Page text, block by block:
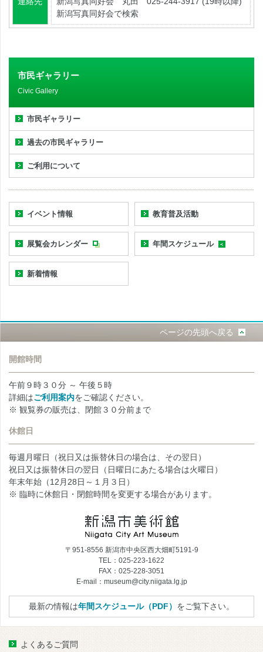
新潟写真同好会で検索
市民ギャラリー
Civic Gallery
市民ギャラリー
過去の市民ギャラリー
ご利用について
イベント情報 教育普及活動
展覧会カレンダー 年間スケジュール
新着情報
ページの先頭へ戻る
開館時間
午前９時３０分 ～ 午後５時
詳細はご利用案内をご確認ください。
※ 観覧券の販売は、閉館３０分前まで
休館日
毎週月曜日（祝日又は振替休日の場合は、その翌日）
祝日又は振替休日の翌日（日曜日にあたる場合は火曜日）
年末年始（12月28日～１月３日）
※ 臨時に休館日・閉館時間を変更する場合があります。
〒951-8556 新潟市中央区西大畑町5191-9
TEL：025-223-1622
FAX：025-228-3051
E-mail：museum@city.niigata.lg.jp
最新の情報は年間スケジュール（PDF） をご覧下さい。
よくあるご質問